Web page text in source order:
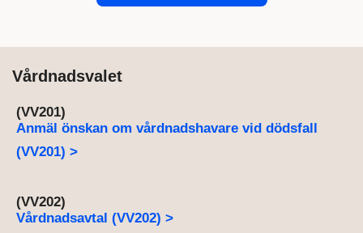
Vårdnadsvalet
(VV201)
Anmäl önskan om vårdnadshavare vid dödsfall
(VV201) >
(VV202)
Vårdnadsavtal (VV202) >